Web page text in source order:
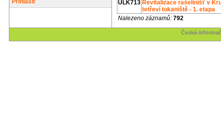
Přihlásit
ULK713 Revitalizace rašelinišť v
tetřeví tokaniště - 1. etapa
Nalezeno záznamů: 792
Česká